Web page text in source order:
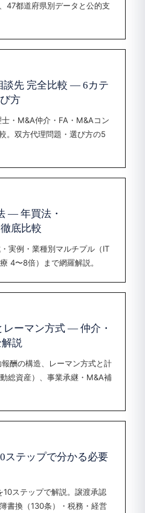
47都道府県別データと公的支
先 完全比較 — 6カテ
方
・M&A仲介・FA・M&Aコン
。双方代理問題・選び方の5
— 年買法・
底比較
実例・業種別マルチプル（IT
4〜8倍）まで網羅解説。
ーマン方式 — 仲介・
説
酬の構造、レーマン方式と計
総資産）、事業承継・M&A補
テップで分かる必要
ステップで解説。譲渡承認
書換（130条）・税務・経営